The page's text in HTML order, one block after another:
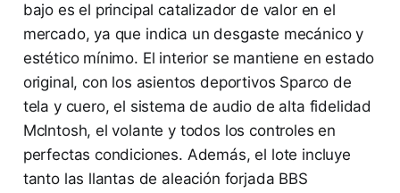
bajo es el principal catalizador de valor en el
mercado, ya que indica un desgaste mecánico y
estético mínimo. El interior se mantiene en estado
original, con los asientos deportivos Sparco de
tela y cuero, el sistema de audio de alta fidelidad
McIntosh, el volante y todos los controles en
perfectas condiciones. Además, el lote incluye
tanto las llantas de aleación forjada BBS